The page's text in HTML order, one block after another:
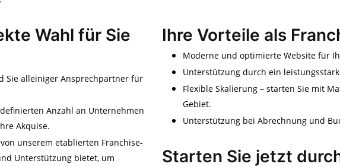
Wahl für Sie
Sie alleiniger Ansprechpartner für
Anzahl an Unternehmen
Akquise.
unserem etablierten Franchise-
Unterstützung bietet, um
Ihre Vorteile als
Moderne und optimierte Website für
Unterstützung durch ein
Flexible Skalierung – starten Sie mit
Gebiet.
Unterstützung bei Abrechnung und
Starten Sie jetzt